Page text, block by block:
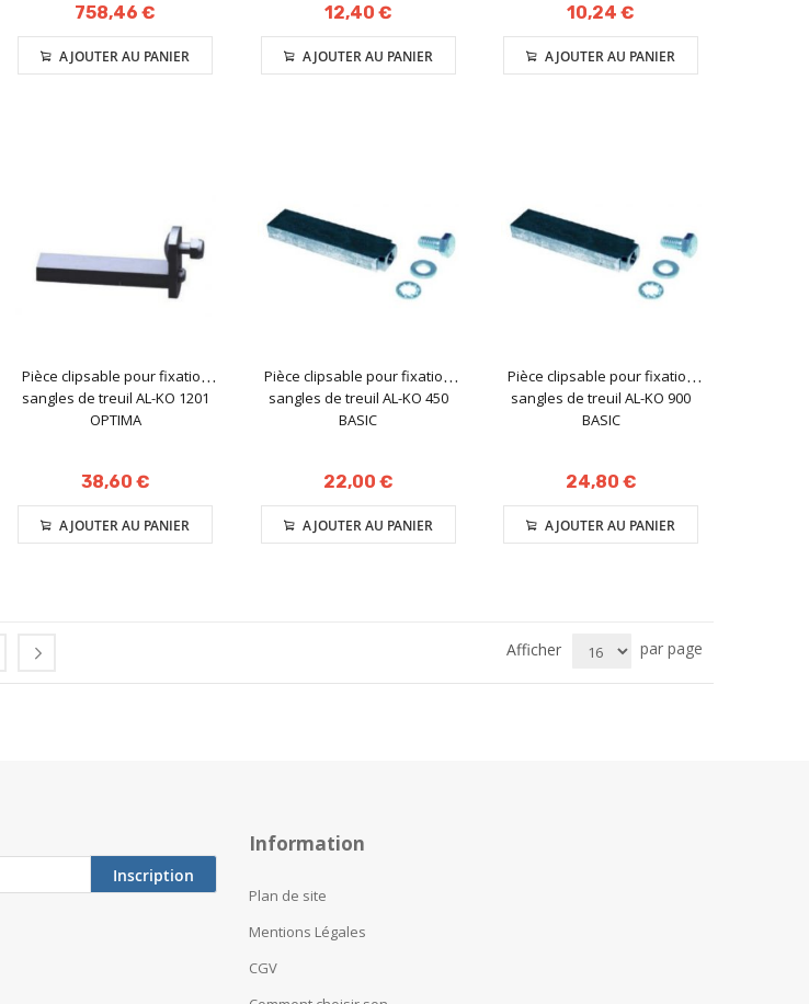
758,46 €
AJOUTER AU PANIER
12,40 €
AJOUTER AU PANIER
10,24 €
AJOUTER AU PANIER
Pièce clipsable pour fixation
sangles de treuil AL-KO 1201
OPTIMA
38,60 €
AJOUTER AU PANIER
Pièce clipsable pour fixation
sangles de treuil AL-KO 450
BASIC
22,00 €
AJOUTER AU PANIER
Pièce clipsable pour fixation
sangles de treuil AL-KO 900
BASIC
24,80 €
AJOUTER AU PANIER
Afficher par page
Inscription
Information
Plan de site
Mentions Légales
CGV